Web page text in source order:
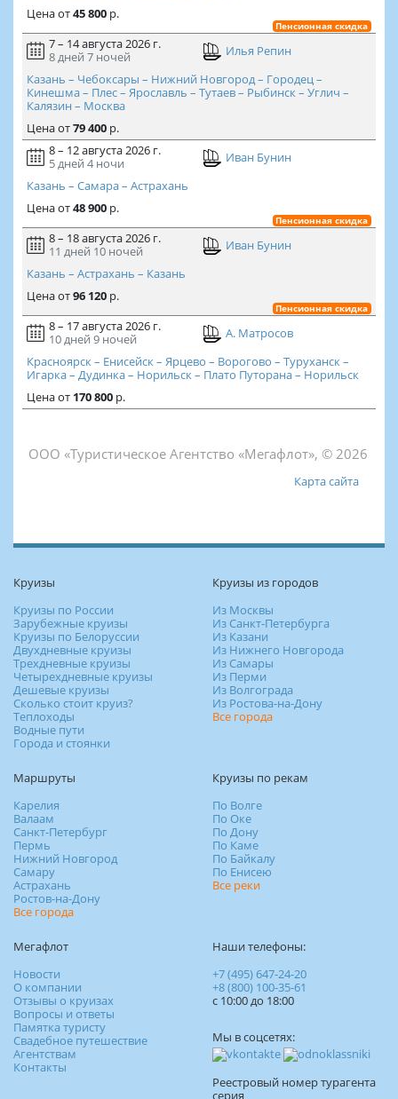
Ценаот45 800р.
Пенсионная скидка
7 – 14 августа 2026 г.
8 дней 7 ночей
Илья Репин
Казань – Чебоксары – Нижний Новгород – Городец –
Кинешма – Плес – Ярославль – Тутаев – Рыбинск – Углич –
Калязин – Москва
Ценаот79 400р.
8 – 12 августа 2026 г.
5 дней 4 ночи
Иван Бунин
Казань – Самара – Астрахань
Ценаот48 900р.
Пенсионная скидка
8 – 18 августа 2026 г.
11 дней 10 ночей
Иван Бунин
Казань – Астрахань – Казань
Ценаот96 120р.
Пенсионная скидка
8 – 17 августа 2026 г.
10 дней 9 ночей
А. Матросов
Красноярск – Енисейск – Ярцево – Ворогово – Туруханск –
Игарка – Дудинка – Норильск – Плато Путорана – Норильск
Ценаот 170 800р.
ООО «Туристическое Агентство «Мегафлот», © 2026
Карта сайта
Круизы
Круизы по России
Зарубежные круизы
Круизы по Белоруссии
Двухдневные круизы
Трехдневные круизы
Четырехдневные круизы
Дешевые круизы
Сколько стоит круиз?
Теплоходы
Водные пути
Города и стоянки
Круизы из городов
Из Москвы
Из Санкт-Петербурга
Из Казани
Из Нижнего Новгорода
Из Самары
Из Перми
Из Волгограда
Из Ростова-на-Дону
Все города
Маршруты
Карелия
Валаам
Санкт-Петербург
Пермь
Нижний Новгород
Самару
Астрахань
Ростов-на-Дону
Все города
Круизы по рекам
По Волге
По Оке
По Дону
По Каме
По Байкалу
По Енисею
Все реки
Мегафлот
Новости
О компании
Отзывы о круизах
Вопросы и ответы
Памятка туристу
Свадебное путешествие
Агентствам
Контакты
Наши телефоны:
+7 (495) 647-24-20
+8 (800) 100-35-61
c 10:00 до 18:00
Мы в соцсетях:
Реестровый номер турагента
серия